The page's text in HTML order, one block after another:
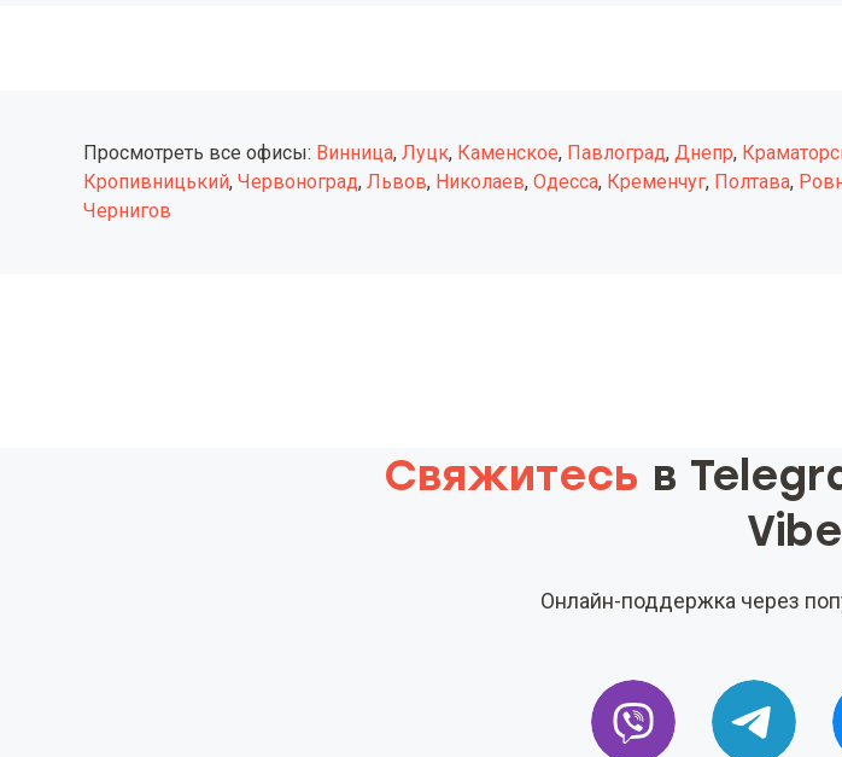
Просмотреть все офисы: Винница, Луцк, Каменское, Павлоград, Днепр,
Кропивницький, Червоноград, Львов, Николаев, Одесса, Кременчуг, Полтава,
Чернигов
Свяжитесь в
Онлайн-поддержка через